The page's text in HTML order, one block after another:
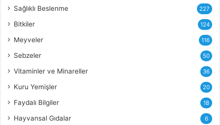
Sağlıklı Beslenme 227
Bitkiler 124
Meyveler 116
Sebzeler 50
Vitaminler ve Minareller 36
Kuru Yemişler 20
Faydalı Bilgiler 18
Hayvansal Gıdalar 6